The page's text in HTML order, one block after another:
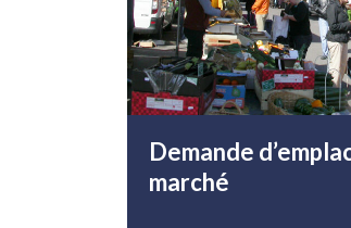
Demande
marché